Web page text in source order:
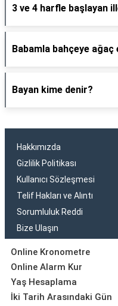
3 ve 4 harfle başlayan
Babamla bahçeye
Bayan kime denir?
Hakkımızda
Gizlilik Politikası
Kullanıcı Sözleşmesi
Telif Hakları ve Alıntı
Sorumluluk Reddi
Bize Ulaşın
Online Kronometre
Online Alarm Kur
Yaş Hesaplama
İki Tarih Arasındaki Gün